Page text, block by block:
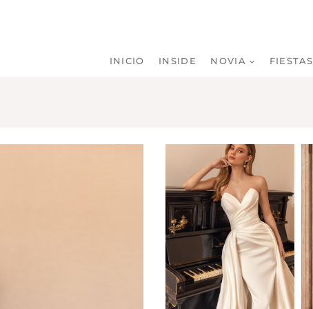
INICIO INSIDE NOVIA FIESTAS